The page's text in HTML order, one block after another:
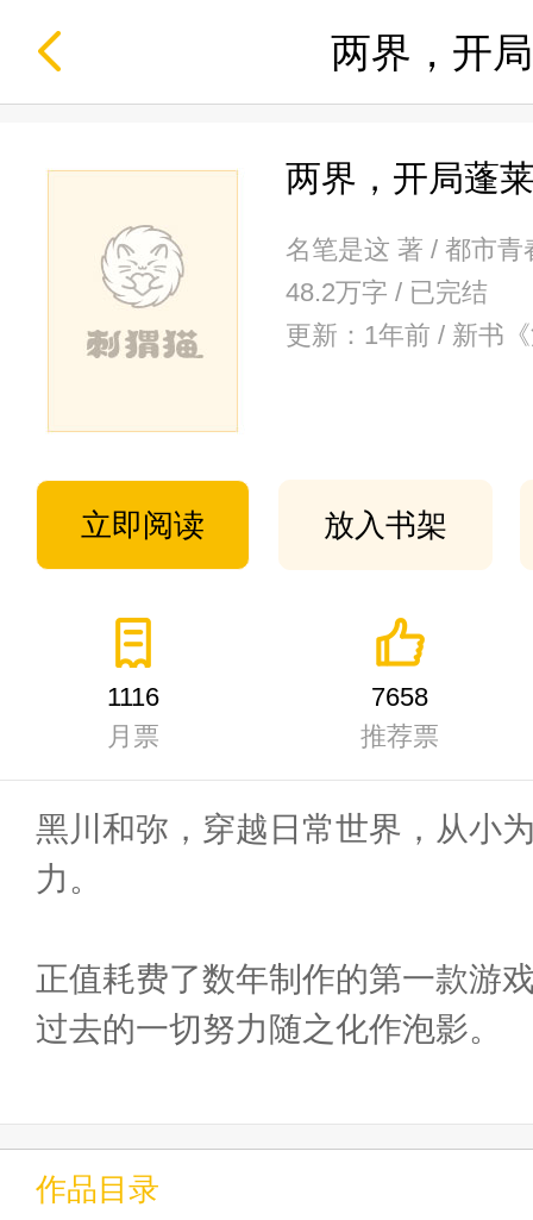
两界，开
两界，开局蓬
名笔是这 著 / 都市青
48.2万字 / 已完结
更新：1年前 / 新书
立即阅读 放入书架
1116
月票
7658
推荐票
黑川和弥，穿越日常世界，从小
力。
正值耗费了数年制作的第一款游
过去的一切努力随之化作泡影。
心如死灰，口袋里的手机突兀响
作品目录